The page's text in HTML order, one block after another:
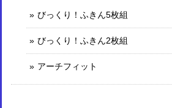
びっくり！ふきん5枚組
びっくり！ふきん2枚組
アーチフィット